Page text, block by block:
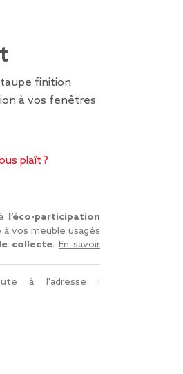
finition
à vos fenêtres
plaît ?
l’éco-participation
vos meuble usagés
collecte.En savoir
à l'adresse :